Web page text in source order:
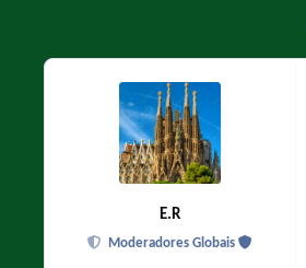
E.R
Moderadores Globais